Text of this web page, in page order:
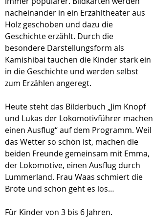
nacheinander in ein Erzähltheater aus
Holz geschoben und dazu die
Geschichte erzählt. Durch die
besondere Darstellungsform als
Kamishibai tauchen die Kinder stark ein
in die Geschichte und werden selbst
zum Erzählen angeregt.
Heute steht das Bilderbuch „Jim Knopf
und Lukas der Lokomotivführer machen
einen Ausflug“ auf dem Programm. Weil
das Wetter so schön ist, machen die
beiden Freunde gemeinsam mit Emma,
der Lokomotive, einen Ausflug durch
Lummerland. Frau Waas schmiert die
Brote und schon geht es los…
Für Kinder von 3 bis 6 Jahren.